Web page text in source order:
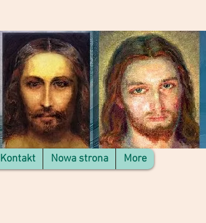
Kontakt Nowa strona More